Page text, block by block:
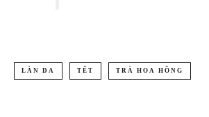
LÀN DA TẾT TRÀ HOA HỒNG